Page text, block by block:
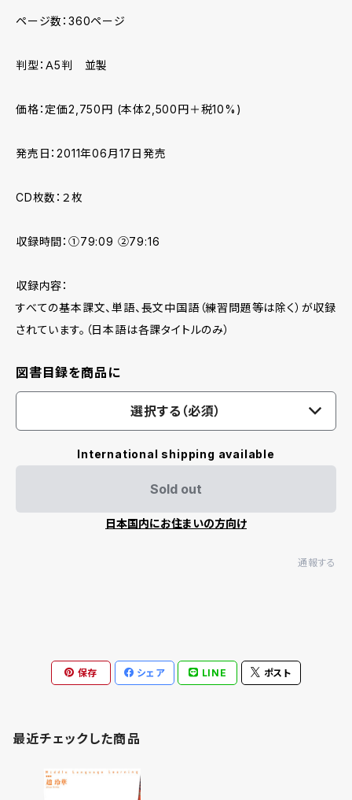
ページ数：360ページ
判型：Ａ5判 並製
価格：定価2,750円 (本体2,500円＋税10%)
発売日：2011年06月17日発売
CD枚数：２枚
収録時間：①79:09 ②79:16
収録内容：
すべての基本課文、単語、長文中国語（練習問題等は除く）が収録
されています。（日本語は各課タイトルのみ）
図書目録を商品に
選択する（必須）
International shipping available
Sold out
日本国内にお住まいの方向け
通報する
保存 シェア LINE ポスト
最近チェックした商品